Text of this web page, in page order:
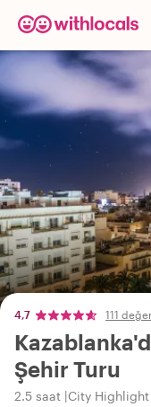
4,7 111
Şehir Turu
2.5 saat City Highlight